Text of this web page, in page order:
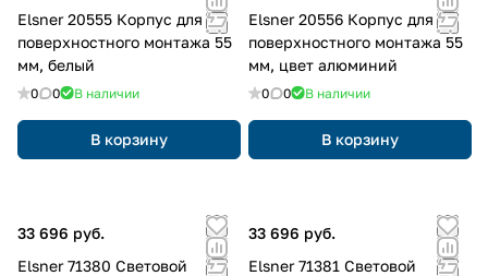
Elsner 20555 Корпус для
поверхностного монтажа 55
мм, белый
0 0 В наличии
В корзину
Elsner 20556 Корпус для
поверхностного монтажа 55
мм, цвет алюминий
0 0 В наличии
В корзину
33 696 руб.
Elsner 71380 Световой
33 696 руб.
Elsner 71381 Световой